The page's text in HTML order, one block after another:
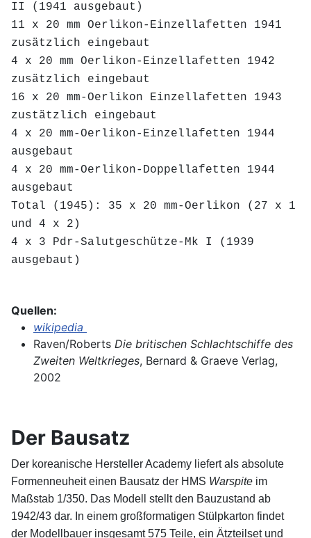
II (1941 ausgebaut)
11 x 20 mm Oerlikon-Einzellafetten 1941
zusätzlich eingebaut
4 x 20 mm Oerlikon-Einzellafetten 1942
zusätzlich eingebaut
16 x 20 mm-Oerlikon Einzellafetten 1943
zustätzlich eingebaut
4 x 20 mm-Oerlikon-Einzellafetten 1944
ausgebaut
4 x 20 mm-Oerlikon-Doppellafetten 1944
ausgebaut
Total (1945): 35 x 20 mm-Oerlikon (27 x 1
und 4 x 2)
4 x 3 Pdr-Salutgeschütze-Mk I (1939
ausgebaut)
Quellen:
wikipedia
Raven/Roberts Die britischen Schlachtschiffe des
Zweiten Weltkrieges, Bernard & Graeve Verlag,
2002
Der Bausatz
Der koreanische Hersteller Academy liefert als absolute
Formenneuheit einen Bausatz der HMS Warspite im
Maßstab 1/350. Das Modell stellt den Bauzustand ab
1942/43 dar. In einem großformatigen Stülpkarton findet
der Modellbauer insgesamt 575 Teile, ein Ätzteilset und